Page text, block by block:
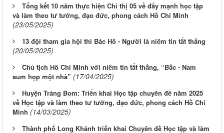
Tổng kết 10 năm thực hiện Chỉ thị 05 về đẩy mạnh học tập
và làm theo tư tưởng, đạo đức, phong cách Hồ Chí Minh
(23/05/2025)
13 đội tham gia hội thi Bác Hồ - Người là niềm tin tất thắng
(20/05/2025)
Chủ tịch Hồ Chí Minh với niềm tin tất thắng, “Bắc - Nam
sum họp một nhà” (17/04/2025)
Huyện Trảng Bom: Triển khai Học tập chuyên đề năm 2025
về Học tập và làm theo tư tưởng, đạo đức, phong cách Hồ Chí
Minh (14/03/2025)
Thành phố Long Khánh triển khai Chuyên đề Học tập và làm